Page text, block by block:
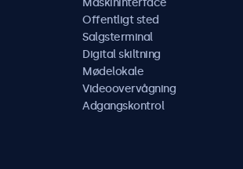
Maskininterface
Offentligt sted
Salgsterminal
Digital skiltning
Mødelokale
Videoovervågning
Adgangskontrol